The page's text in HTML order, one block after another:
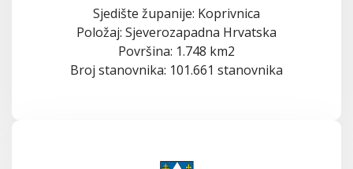
Sjedište županije: Koprivnica
Položaj: Sjeverozapadna Hrvatska
Površina: 1.748 km2
Broj stanovnika: 101.661 stanovnika